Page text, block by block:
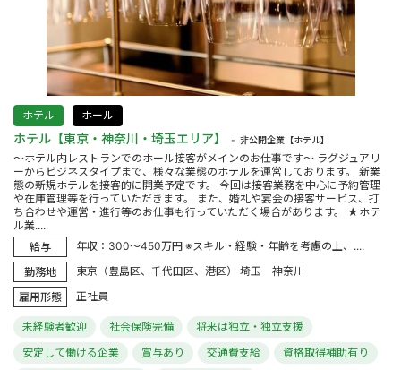
ホテル ホール
ホテル【東京・神奈川・埼玉エリア】 非公開企業【ホテル】
～ホテル内レストランでのホール接客がメインのお仕事です～ ラグジュアリ
ーからビジネスタイプまで、様々な業態のホテルを運営しております。 新業
態の新規ホテルを接客的に開業予定です。 今回は接客業務を中心に予約管理
や在庫管理等を行っていただきます。 また、婚礼や宴会の接客サービス、打
ち合わせや運営・進行等のお仕事も行っていただく場合があります。 ★ホテ
ル業....
給与
年収：300～450万円 ※スキル・経験・年齢を考慮の上、....
勤務地
東京（豊島区、千代田区、港区） 埼玉 神奈川
雇用形態
正社員
未経験者歓迎 社会保険完備
将来は独立・独立支援
安定して働ける企業
賞与あり 交通費支給 資格取得補助有り